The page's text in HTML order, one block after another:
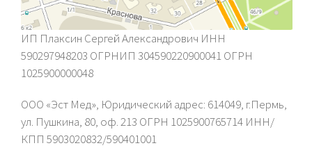
ИП Плаксин Сергей Александрович ИНН
590297948203 ОГРНИП 304590220900041 ОГРН
1025900000048
ООО «Эст Мед», Юридический адрес: 614049, г.Пермь,
ул. Пушкина, 80, оф. 213 ОГРН 1025900765714 ИНН/
КПП 5903020832/590401001